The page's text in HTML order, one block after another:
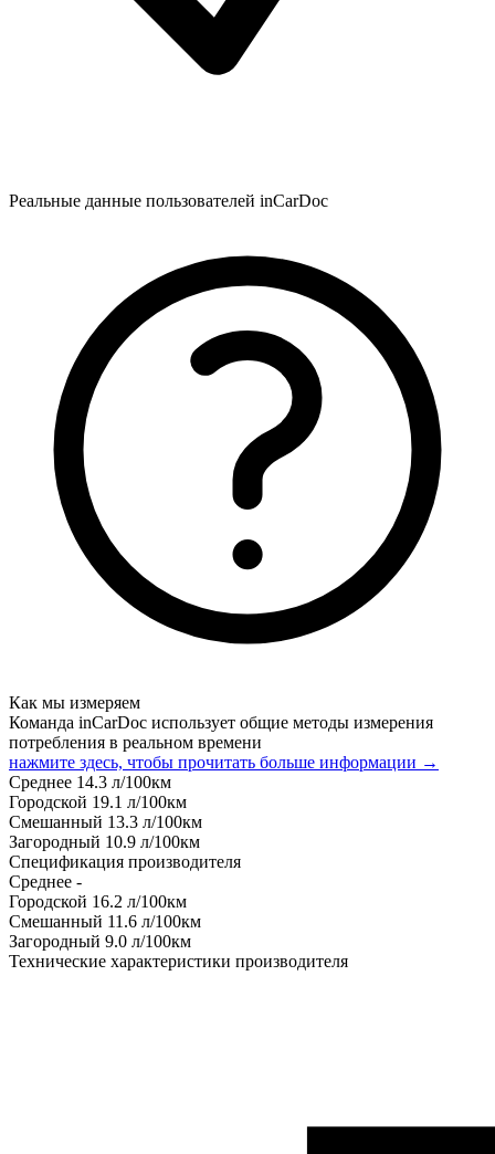
Реальные данные пользователей inCarDoc
Как мы измеряем
Команда inCarDoc использует общие методы измерения
потребления в реальном времени
нажмите здесь, чтобы прочитать больше информации →
Среднее 14.3 л/100км
Городской 19.1 л/100км
Смешанный 13.3 л/100км
Загородный 10.9 л/100км
Спецификация производителя
Среднее -
Городской 16.2 л/100км
Смешанный 11.6 л/100км
Загородный 9.0 л/100км
Технические характеристики производителя